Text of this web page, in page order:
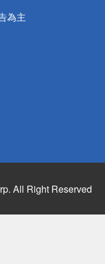
為主
All Right Reserved